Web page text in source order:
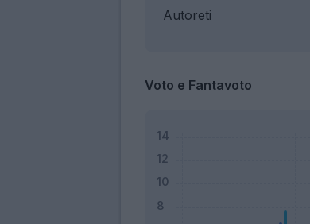
Autoreti
Voto e Fantavoto